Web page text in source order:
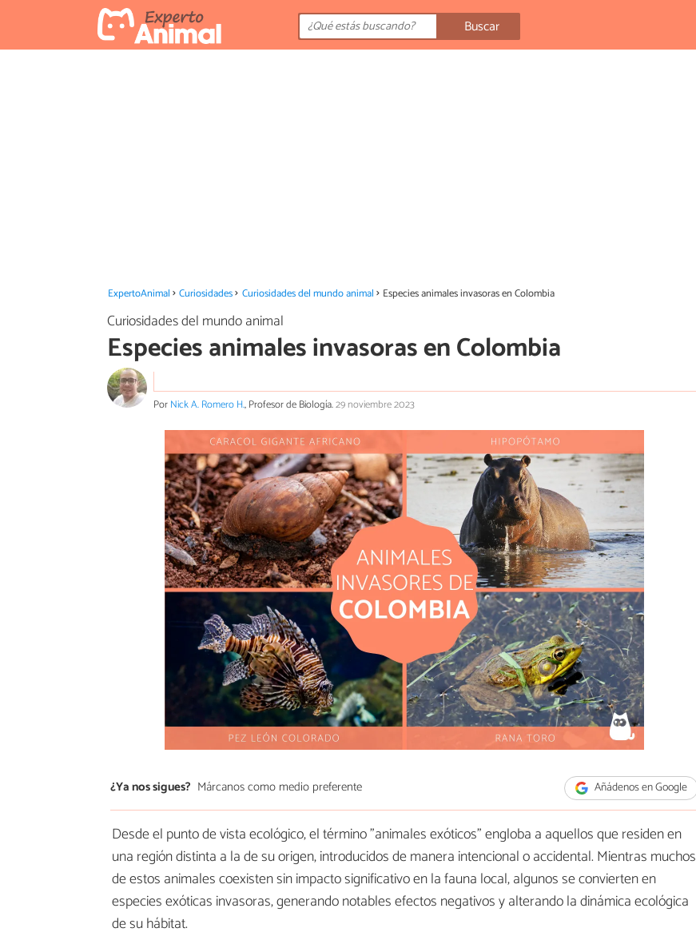
Buscar
ExpertoAnimal Curiosidades Curiosidades del mundo animal Especies animales invasoras en Colombia
Curiosidades del mundo animal
Especies animales invasoras en Colombia
PorNick A. Romero H., Profesor de Biología.29 noviembre 2023
¿Ya nos sigues? Márcanos como medio preferente Añádenos en Google
Desde el punto de vista ecológico, el término "animales exóticos" engloba a aquellos que residen en
una región distinta a la de su origen, introducidos de manera intencional o accidental. Mientras muchos
de estos animales coexisten sin impacto significativo en la fauna local, algunos se convierten en
especies exóticas invasoras, generando notables efectos negativos y alterando la dinámica ecológica
de su hábitat.